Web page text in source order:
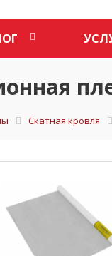
Скатная кровля